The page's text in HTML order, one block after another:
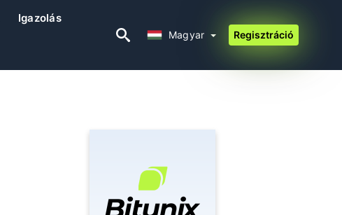
Igazolás
Magyar Regisztráció